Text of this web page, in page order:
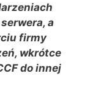
a
firmy
wkrótce
do innej